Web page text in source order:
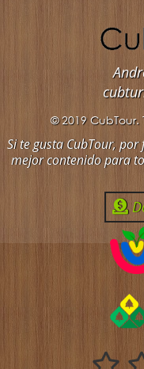
© 2019 CubTour.
Si te gusta CubTour,
mejor contenido para